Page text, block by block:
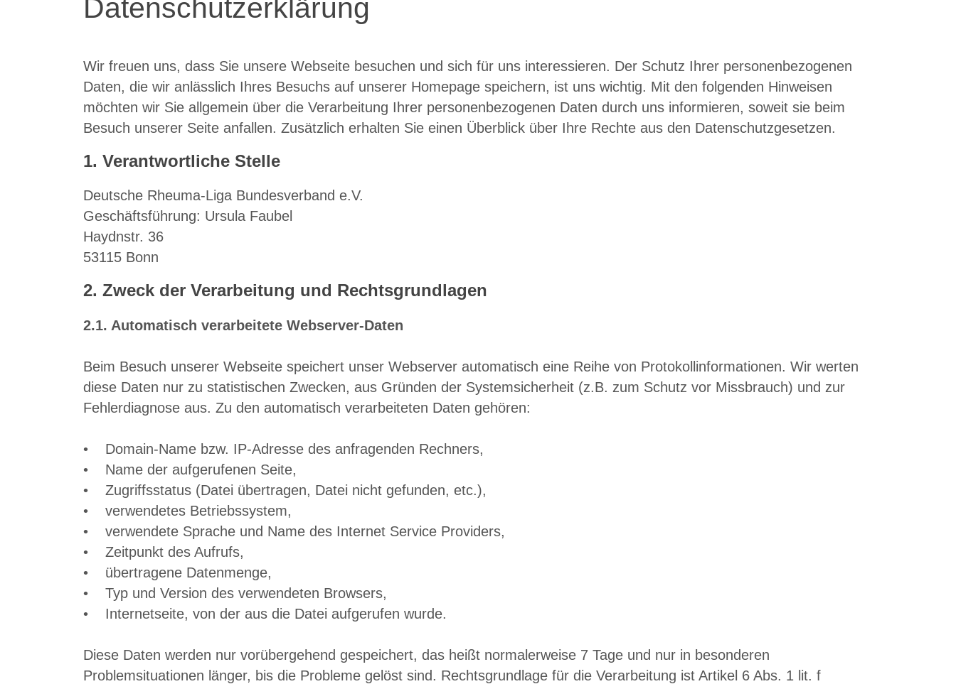
Datenschutzerklärung
Wir freuen uns, dass Sie unsere Webseite besuchen und sich für uns interessieren. Der Schutz Ihrer personenbezogenen
Daten, die wir anlässlich Ihres Besuchs auf unserer Homepage speichern, ist uns wichtig. Mit den folgenden Hinweisen
möchten wir Sie allgemein über die Verarbeitung Ihrer personenbezogenen Daten durch uns informieren, soweit sie beim
Besuch unserer Seite anfallen. Zusätzlich erhalten Sie einen Überblick über Ihre Rechte aus den Datenschutzgesetzen.
1. Verantwortliche Stelle
Deutsche Rheuma-Liga Bundesverband e.V.
Geschäftsführung: Ursula Faubel
Haydnstr. 36
53115 Bonn
2. Zweck der Verarbeitung und Rechtsgrundlagen
2.1. Automatisch verarbeitete Webserver-Daten
Beim Besuch unserer Webseite speichert unser Webserver automatisch eine Reihe von Protokollinformationen. Wir werten
diese Daten nur zu statistischen Zwecken, aus Gründen der Systemsicherheit (z.B. zum Schutz vor Missbrauch) und zur
Fehlerdiagnose aus. Zu den automatisch verarbeiteten Daten gehören:
• Domain-Name bzw. IP-Adresse des anfragenden Rechners,
• Name der aufgerufenen Seite,
• Zugriffsstatus (Datei übertragen, Datei nicht gefunden, etc.),
• verwendetes Betriebssystem,
• verwendete Sprache und Name des Internet Service Providers,
• Zeitpunkt des Aufrufs,
• übertragene Datenmenge,
• Typ und Version des verwendeten Browsers,
• Internetseite, von der aus die Datei aufgerufen wurde.
Diese Daten werden nur vorübergehend gespeichert, das heißt normalerweise 7 Tage und nur in besonderen
Problemsituationen länger, bis die Probleme gelöst sind. Rechtsgrundlage für die Verarbeitung ist Artikel 6 Abs. 1 lit. f